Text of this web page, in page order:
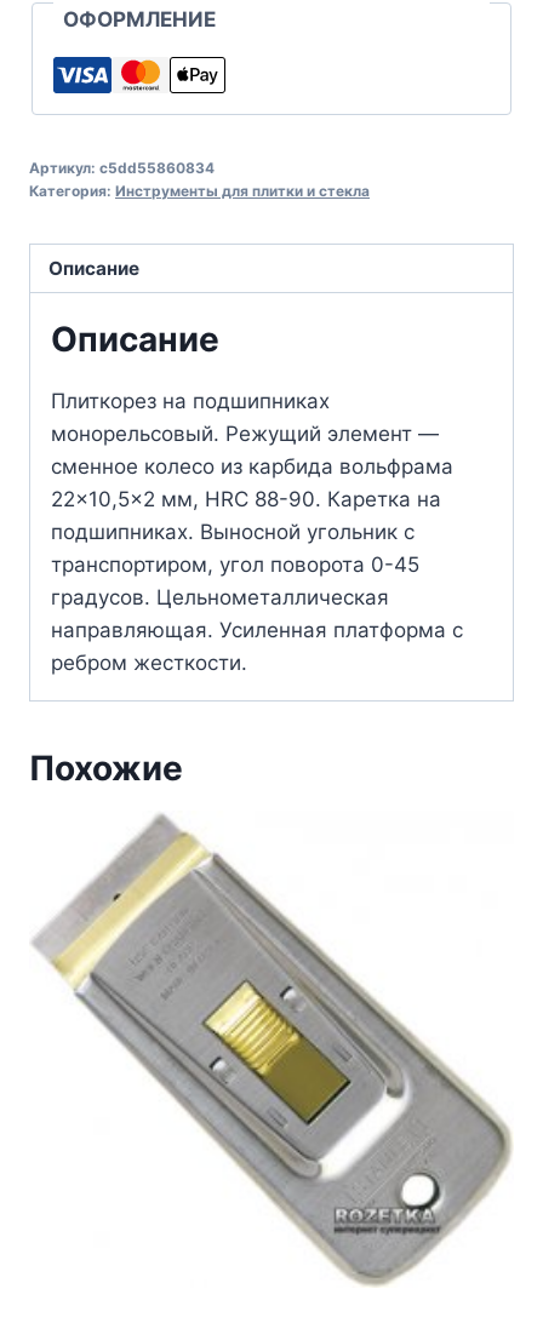
ОФОРМЛЕНИЕ
Артикул: c5dd55860834
Категория: Инструменты для плитки и стекла
Описание
Описание
Плиткорез на подшипниках
монорельсовый. Режущий элемент —
сменное колесо из карбида вольфрама
22×10,5×2 мм, HRC 88-90. Каретка на
подшипниках. Выносной угольник с
транспортиром, угол поворота 0-45
градусов. Цельнометаллическая
направляющая. Усиленная платформа с
ребром жесткости.
Похожие